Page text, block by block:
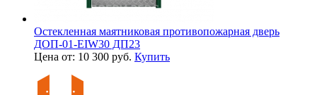
Остекленная маятниковая противопожарная дверь
ДОП-01-EIW30 ДП23
Цена от: 10 300 руб. Купить